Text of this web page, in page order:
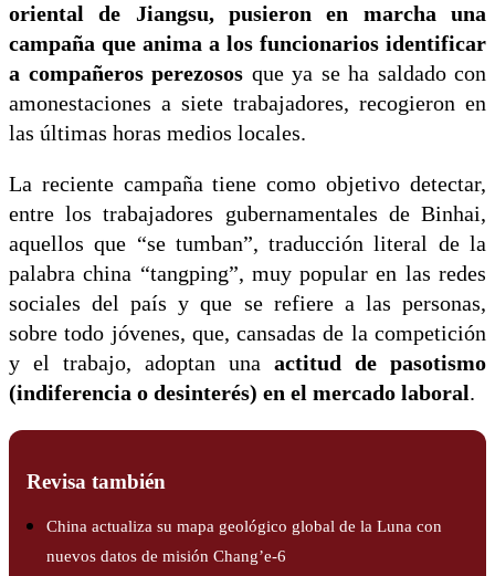
oriental de Jiangsu, pusieron en marcha una
campaña que anima a los funcionarios identificar
a compañeros perezosos que ya se ha saldado con
amonestaciones a siete trabajadores, recogieron en
las últimas horas medios locales.
La reciente campaña tiene como objetivo detectar,
entre los trabajadores gubernamentales de Binhai,
aquellos que “se tumban”, traducción literal de la
palabra china “tangping”, muy popular en las redes
sociales del país y que se refiere a las personas,
sobre todo jóvenes, que, cansadas de la competición
y el trabajo, adoptan una actitud de pasotismo
(indiferencia o desinterés) en el mercado laboral.
Revisa también
China actualiza su mapa geológico global de la Luna con
nuevos datos de misión Chang’e-6